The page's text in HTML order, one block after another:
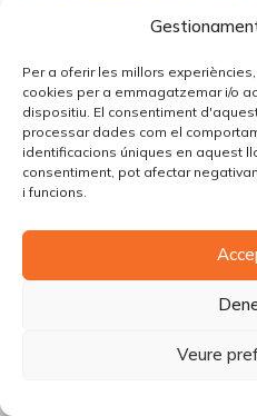
Per a oferir les millors
cookies per a emmagatzemar i/o
dispositiu. El consentiment
processar dades com el
identificacions úniques en aquest
consentiment, pot afectar
i funcions.
Veure
© Copyright Piùbella Models
Creative Corner
Política